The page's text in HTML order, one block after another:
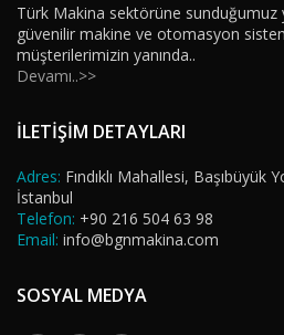
Türk Makina sektörüne sunduğumuz
güvenilir makine ve otomasyon
müşterilerimizin yanında..
Devamı..>>
İLETİŞİM DETAYLARI
Adres: Fındıklı Mahallesi,
İstanbul
Telefon: +90 216 504 63 98
Email: info@bgnmakina.com
SOSYAL MEDYA